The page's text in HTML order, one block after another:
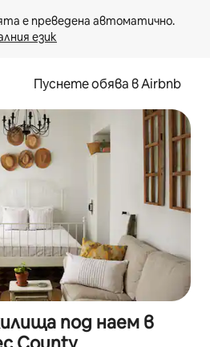
език
Пуснете обява в Airbnb
под наем в